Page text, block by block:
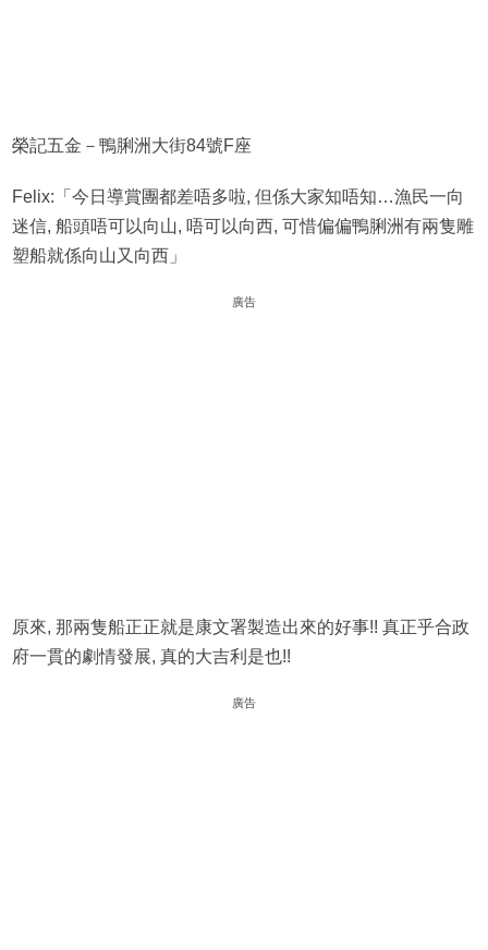
榮記五金－鴨脷洲大街84號F座
Felix:「今日導賞團都差唔多啦, 但係大家知唔知…漁民一向
迷信, 船頭唔可以向山, 唔可以向西, 可惜偏偏鴨脷洲有兩隻雕
塑船就係向山又向西」
廣告
原來, 那兩隻船正正就是康文署製造出來的好事!! 真正乎合政
府一貫的劇情發展, 真的大吉利是也!!
廣告